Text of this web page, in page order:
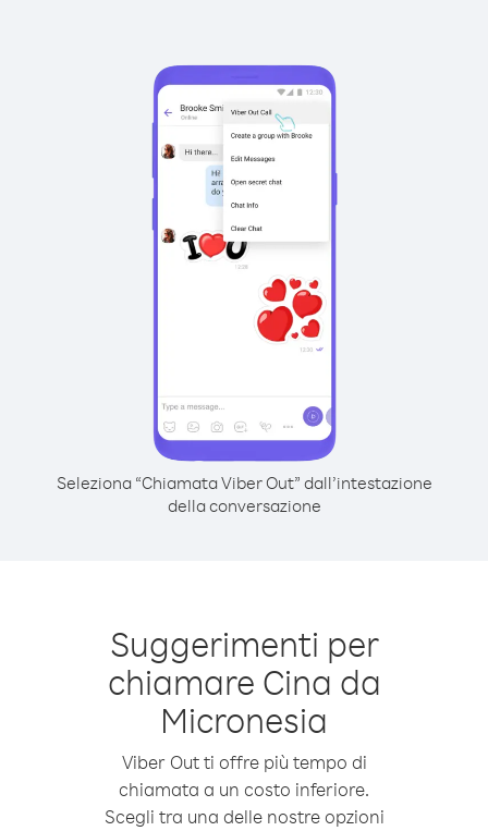
Seleziona “Chiamata Viber Out” dall’intestazione
della conversazione
Suggerimenti per
chiamare Cina da
Micronesia
Viber Out ti offre più tempo di
chiamata a un costo inferiore.
Scegli tra una delle nostre opzioni